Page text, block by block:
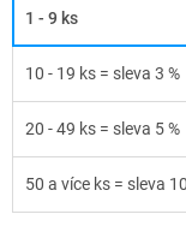
1 - 9 ks
10 - 19 ks = sleva 3 %
20 - 49 ks = sleva 5 %
50 a více ks = sleva